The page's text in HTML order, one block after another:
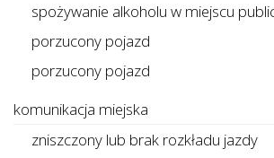
spożywanie alkoholu w miejscu
porzucony pojazd
porzucony pojazd
komunikacja miejska
zniszczony lub brak rozkładu jazdy